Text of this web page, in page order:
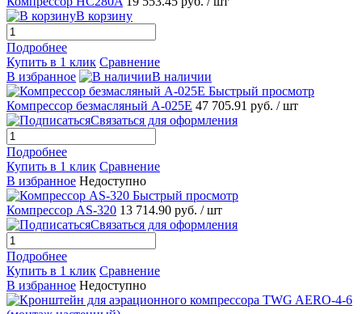
В корзину
Подробнее
Купить в 1 клик Сравнение
В избранное
В наличии
Быстрый просмотр
Компрессор безмасляный A-025E 47 705.91 руб. / шт
Связаться для оформления
Подробнее
Купить в 1 клик Сравнение
В избранное Недоступно
Быстрый просмотр
Компрессор AS-320 13 714.90 руб. / шт
Связаться для оформления
Подробнее
Купить в 1 клик Сравнение
В избранное Недоступно